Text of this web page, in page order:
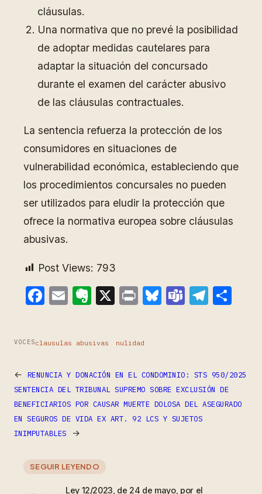
cláusulas.
Una normativa que no prevé la posibilidad
de adoptar medidas cautelares para
adaptar la situación del concursado
durante el examen del carácter abusivo
de las cláusulas contractuales.
La sentencia refuerza la protección de los
consumidores en situaciones de
vulnerabilidad económica, estableciendo que
los procedimientos concursales no pueden
ser utilizados para eludir la protección que
ofrece la normativa europea sobre cláusulas
abusivas.
Post Views: 793
Facebook
EmailEvernote
X PrintBluesky
Teams
VOCESclausulas abusivas nulidad
←
RENUNCIA Y DONACIÓN EN EL CONDOMINIO: STS 950/2025
SENTENCIA DEL TRIBUNAL SUPREMO SOBRE EXCLUSIÓN DE
BENEFICIARIOS POR CAUSAR MUERTE DOLOSA DEL ASEGURADO
EN SEGUROS DE VIDA EX ART. 92 LCS Y SUJETOS
INIMPUTABLES
→
SEGUIR LEYENDO
Ley 12/2023, de 24 de mayo, por el